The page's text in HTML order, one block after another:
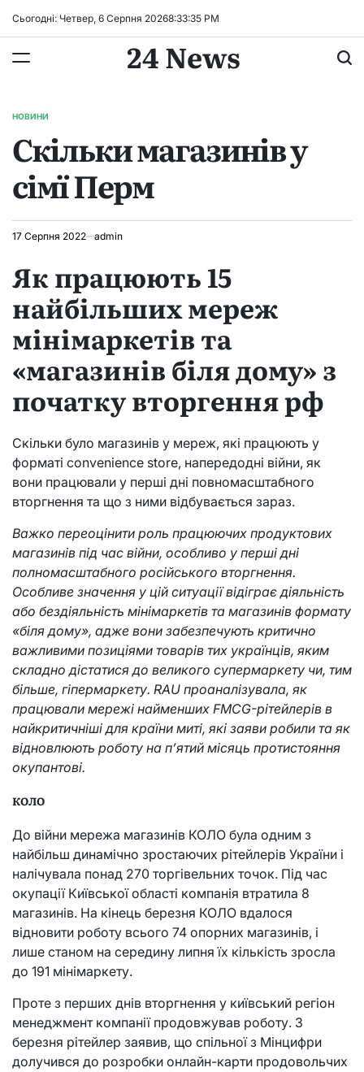
Сьогодні: Четвер, 6 Серпня 20268:33:36 PM
24 News
ОПУБЛІКУВАТИ
НОВИНИ
Скільки магазинів у
сімї Перм
17 Серпня 2022 admin
Як працюють 15
найбільших мереж
мінімаркетів та
«магазинів біля дому» з
початку вторгення рф
Скільки було магазинів у мереж, які працюють у
форматі convenience store, напередодні війни, як
вони працювали у перші дні повномасштабного
вторгнення та що з ними відбувається зараз.
Важко переоцінити роль працюючих продуктових
магазинів під час війни, особливо у перші дні
полномасштабного російського вторгнення.
Особливе значення у цій ситуації відіграє діяльність
або бездіяльність мінімаркетів та магазинів формату
«біля дому», адже вони забезпечують критично
важливими позиціями товарів тих українців, яким
складно дістатися до великого супермаркету чи, тим
більше, гіпермаркету. RAU проаналізувала, як
працювали мережі найменших FMCG-рітейлерів в
найкритичніші для країни миті, які заяви робили та як
відновлюють роботу на п’ятий місяць протистояння
окупантові.
КОЛО
До війни мережа магазинів КОЛО була одним з
найбільш динамічно зростаючих рітейлерів України і
налічувала понад 270 торгівельних точок. Під час
окупації Київської області компанія втратила 8
магазинів. На кінець березня КОЛО вдалося
відновити роботу всього 74 опорних магазинів, і
лише станом на середину липня їх кількість зросла
до 191 мінімаркету.
Проте з перших днів вторгнення у київський регіон
менеджмент компанії продовжував роботу. 3
березня рітейлер заявив, що спільної з Мінцифри
долучився до розробки онлайн-карти продовольчих